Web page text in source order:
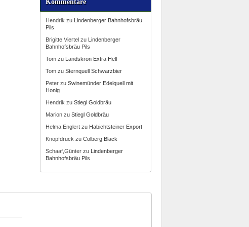
Kommentare
Hendrik zu Lindenberger Bahnhofsbräu
Pils
Brigitte Viertel zu Lindenberger
Bahnhofsbräu Pils
Tom zu Landskron Extra Hell
Tom zuSternquell Schwarzbier
Peter zuSwinemünder Edelquell mit
Honig
Hendrik zuStiegl Goldbräu
Marion zuStiegl Goldbräu
Helma Englert zu Habichtsteiner Export
Knopfdruck zuColberg Black
Schaaf,Günter zu Lindenberger
Bahnhofsbräu Pils